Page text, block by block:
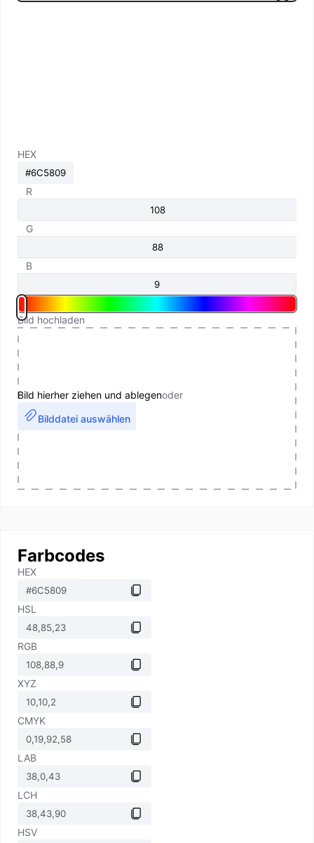
HEX
R
G
B
Bild hochladen
Bild hierher ziehen und ablegenoder
Bilddatei auswählen
Farbcodes
HEX
HSL
RGB
XYZ
CMYK
LAB
LCH
HSV